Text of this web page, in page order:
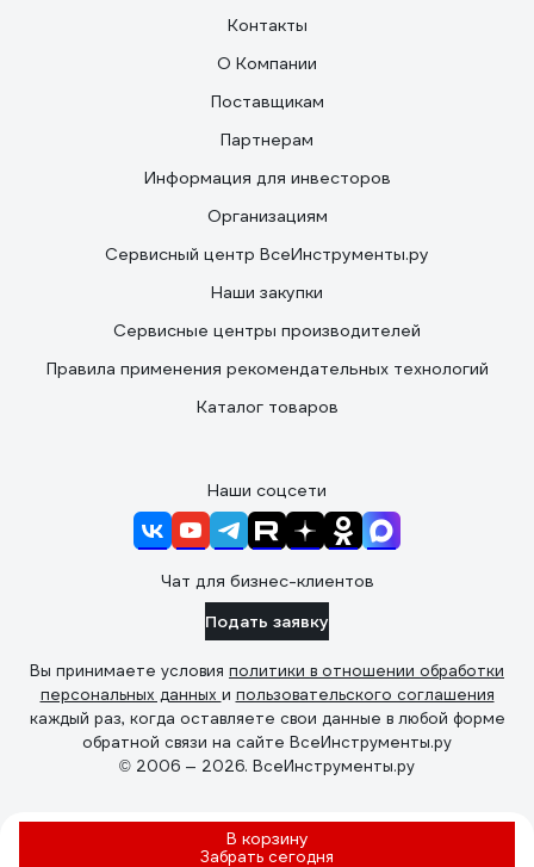
В корзину
Забрать сегодня
Контакты
О Компании
Поставщикам
Партнерам
Информация для инвесторов
Организациям
Сервисный центр ВсеИнструменты.ру
Наши закупки
Сервисные центры производителей
Правила применения рекомендательных технологий
Каталог товаров
Наши соцсети
Чат для бизнес-клиентов
Подать заявку
Вы принимаете условия политики в отношении обработки
персональных данных и пользовательского соглашения
каждый раз, когда оставляете свои данные в любой форме
обратной связи на сайте ВсеИнструменты.ру
© 2006 — 2026. ВсеИнструменты.ру